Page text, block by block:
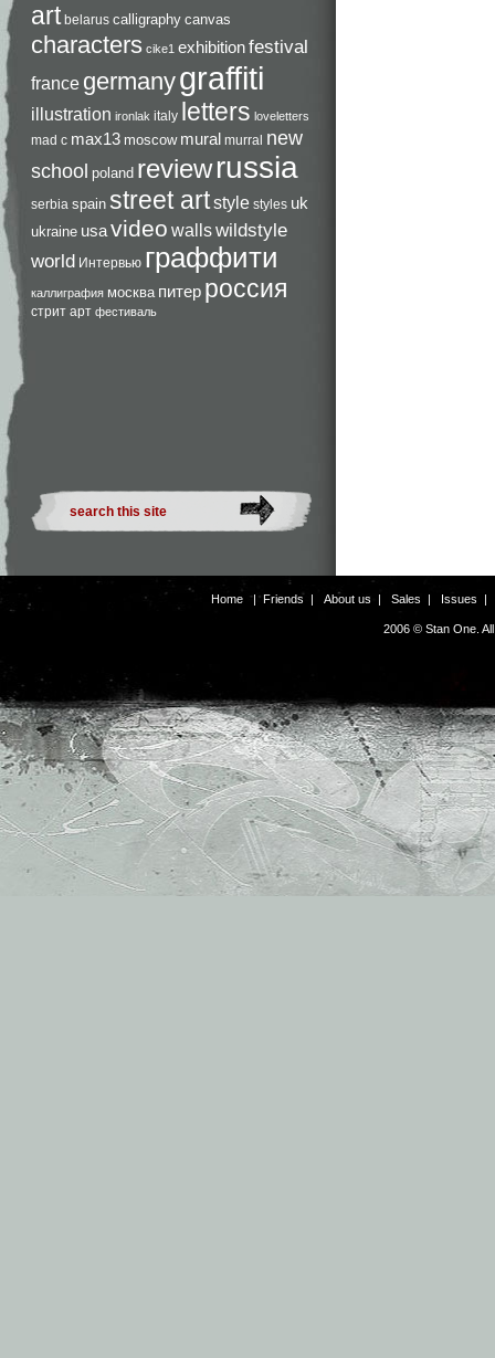
art belarus calligraphy canvas
characters cike1 exhibitionfestival
france germanygraffiti
illustration ironlak italy letters loveletters
mad c max13 moscow mural murral new
school poland reviewrussia
serbia spain street artstyle styles uk
ukraine usavideo wallswildstyle
world Интервью граффити
каллиграфия москва питер россия
стрит арт фестиваль
Home |Friends | About us | Sales | Issues
2006 © Stan One.